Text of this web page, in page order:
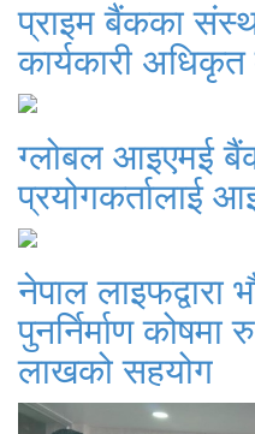
प्राइम बैंकका
कार्यकारी
ग्लोबल आइएमई
प्रयोगकर्तालाई
नेपाल लाइफद्वारा
पुनर्निर्माण
लाखको सहयोग